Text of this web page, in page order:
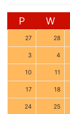
P W
27 28
3 4
10 11
17 18
24 25